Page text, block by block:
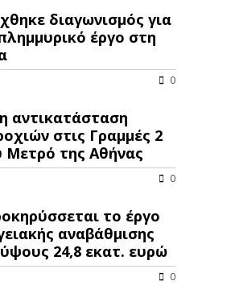
διαγωνισμός για
έργο στη
0
αντικατάσταση
στις Γραμμές 2
Μετρό της Αθήνας
0
το έργο
αναβάθμισης
24,8 εκατ. ευρώ
0